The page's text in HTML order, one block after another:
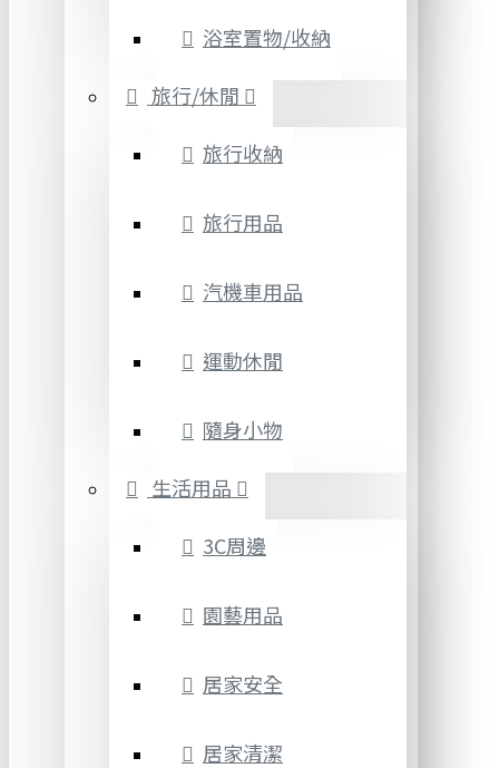
浴室置物/收納
旅行/休閒
旅行收納
旅行用品
汽機車用品
運動休閒
隨身小物
生活用品
3C周邊
園藝用品
居家安全
居家清潔